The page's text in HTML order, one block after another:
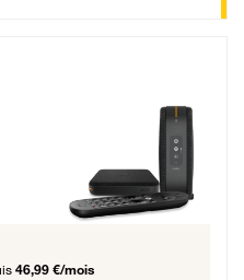
51,99 € par mois, Engagement 12 mois
46,99 €/mois